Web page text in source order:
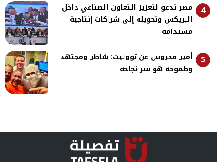
4
مصر تدعو لتعزيز التعاون الصناعي داخل
البريكس وتحويله إلى شراكات إنتاجية
مستدامة
5
أمير محروس عن تووليت: شاطر ومجتهد
وطموحه هو سر نجاحه